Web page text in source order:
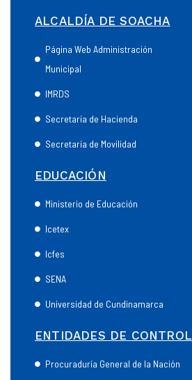
ALCALDÍA DE SOACHA
Página Web Administración
Municipal
IMRDS
Secretaría de Hacienda
Secretaría de Movilidad
EDUCACIÓN
Ministerio de Educación
Icetex
Icfes
SENA
Universidad de Cundinamarca
ENTIDADES DE CONTROL
Procuraduría General de la Nación